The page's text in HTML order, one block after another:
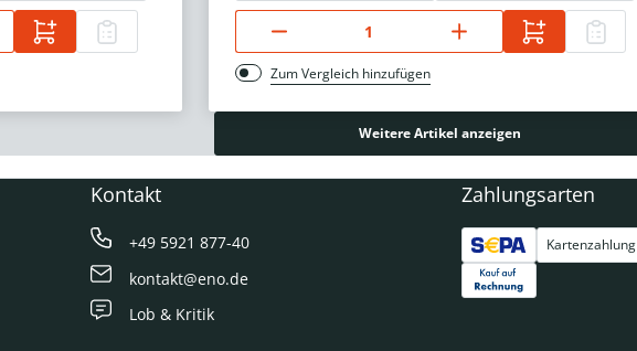
Zum Vergleich hinzufügen
Weitere Artikel anzeigen
Kontakt
+49 5921 877-40
kontakt@eno.de
Lob & Kritik
Zahlungsarten
Kartenzahlung